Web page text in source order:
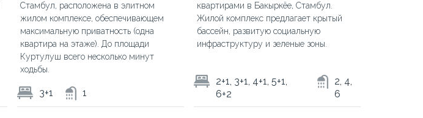
Стамбул, расположена в элитном
жилом комплексе, обеспечивающем
максимальную приватность (одна
квартира на этаже). До площади
Куртулуш всего несколько минут
ходьбы.
3+1 1
квартирами в Бакыркёе, Стамбул.
Жилой комплекс предлагает крытый
бассейн, развитую социальную
инфраструктуру и зеленые зоны.
2+1, 3+1, 4+1, 5+1,
6+2
2, 4,
6